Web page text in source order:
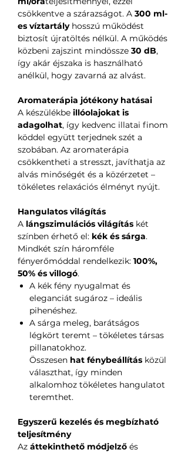
csökkentve a szárazságot. A 300 ml-
es víztartályhosszú működést
biztosít újratöltés nélkül. A működés
közbeni zajszint mindössze 30 dB,
így akár éjszaka is használható
anélkül, hogy zavarná az alvást.
Aromaterápia jótékony hatásai
A készülékbe illóolajokat is
adagolhat, így kedvenc illatai finom
köddel együtt terjednek szét a
szobában. Az aromaterápia
csökkentheti a stresszt, javíthatja az
alvás minőségét és a közérzetet –
tökéletes relaxációs élményt nyújt.
Hangulatos világítás
A lángszimulációs világítás két
színben érhető el: kék és sárga.
Mindkét szín háromféle
fényerőmóddal rendelkezik: 100%,
50% és villogó.
A kék fény nyugalmat és
eleganciát sugároz – ideális
pihenéshez.
A sárga meleg, barátságos
légkört teremt – tökéletes társas
pillanatokhoz.
Összesen hat fénybeállítás közül
választhat, így minden
alkalomhoz tökéletes hangulatot
teremthet.
Egyszerű kezelés és megbízható
teljesítmény
Az áttekinthető módjelző és